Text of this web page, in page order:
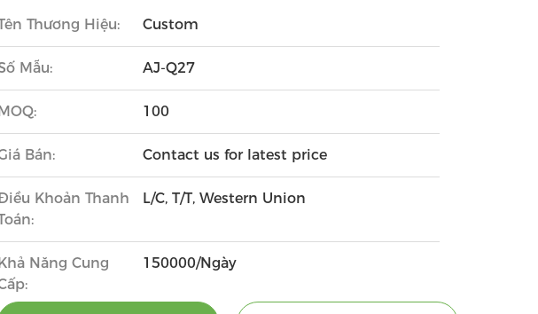
Thương Hiệu: Custom
Mẫu: AJ-Q27
100
Bán: Contact us for latest price
Khoản Thanh
L/C, T/T, Western Union
Năng Cung
150000/Ngày